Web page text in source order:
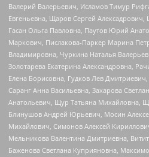
Валерий Валерьевич, Исламов Тимур
Евгеньевна, Щаров Сергей
Гасан Ольга Павловна, Паутов Юрий
Маркович, Пислакова-Паркер Марина
Владимировна, Чуркина Наталья
Золотарева Екатерина Александровна,
Елена Борисовна, Гудков Лев
Саранг Анна Васильевна, Захарова
Анатольевич, Щур Татьяна Михайловна,
Блинушов Андрей Юрьевич, Мосин
Михайлович, Симонов Алексей
Мельникова Валентина Дмитриевна,
Баженова Светлана Куприяновна,